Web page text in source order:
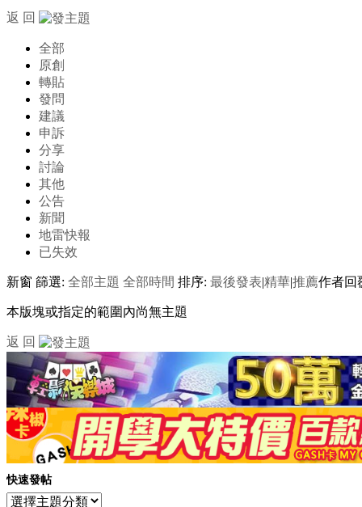
返 回
全部
原創
轉貼
發問
建議
申訴
分享
討論
其他
公告
新聞
地雷快報
已失效
新窗 篩選: 全部主題 全部時間 排序: 最後發表|精華|推薦作者回
本版塊或指定的範圍內尚無主題
返 回
快速發帖